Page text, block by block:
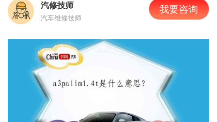
汽修技师
汽车维修技师
我要咨询